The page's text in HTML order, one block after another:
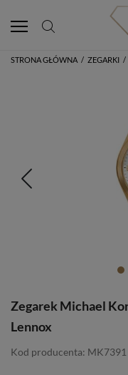
STRONA GŁÓWNA / ZEGARKI /
Zegarek Michael
Lennox
Kod producenta: MK7391